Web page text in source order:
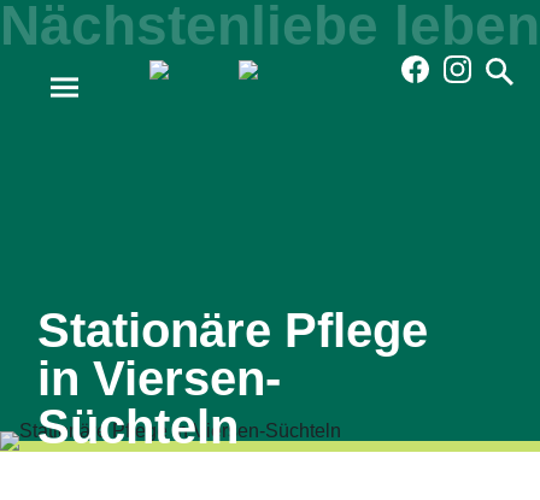
Diese Seite empfehlen:
Stationäre Pflege
in Viersen-
Süchteln